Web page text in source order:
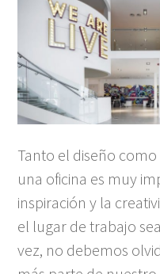
Tanto el diseño
una oficina es muy
inspiración y la
el lugar de trabajo
vez, no debemos